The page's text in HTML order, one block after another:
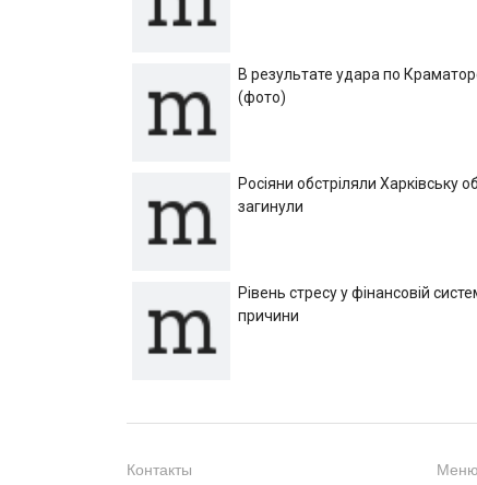
В результате удара по
(фото)
Росіяни обстріляли Харківську
загинули
Рівень стресу у фінансовій
причини
Контакты Меню